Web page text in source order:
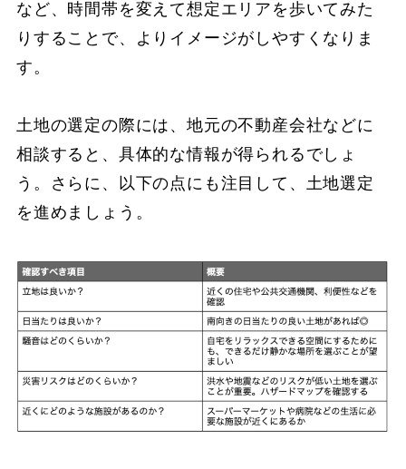
など、時間帯を変えて想定エリアを歩いてみた
りすることで、よりイメージがしやすくなりま
す。
土地の選定の際には、地元の不動産会社などに
相談すると、具体的な情報が得られるでしょ
う。さらに、以下の点にも注目して、土地選定
を進めましょう。